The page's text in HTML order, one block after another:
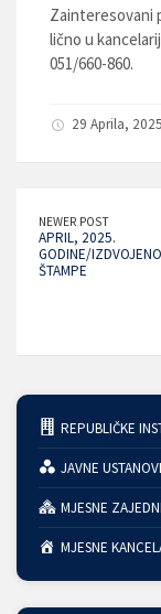
Zainteresovani
lično u
051/660-860.
29 Aprila,
NEWER POST
APRIL, 2025.
GODINE/
ŠTAMPE
REPUBLIČKE
JAVNE
MJESNE
MJESNE